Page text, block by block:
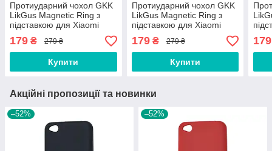
Протиударний чохол GKK
LikGus Magnetic Ring з
підставкою для Xiaomi
Redmi Note 10 Pro / Note
10 Pro Max Blue
179 ₴ 279 ₴
Купити
Протиударний чохол GKK
LikGus Magnetic Ring з
підставкою для Xiaomi
Redmi 10C / Poco C40
Olive
179₴ 279 ₴
Купити
179
Акційні пропозиції та новинки
–52% –52%